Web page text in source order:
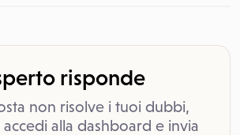
risponde
non risolve i tuoi dubbi,
alla dashboard e invia